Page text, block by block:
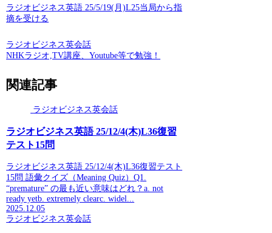
ラジオビジネス英語 25/5/19(月)L25当局から指
摘を受ける
ラジオビジネス英会話
NHKラジオ,TV講座、Youtube等で勉強！
関連記事
ラジオビジネス英会話
ラジオビジネス英語 25/12/4(木)L36復習
テスト15問
ラジオビジネス英語 25/12/4(木)L36復習テスト
15問 語彙クイズ（Meaning Quiz）Q1.
“premature” の最も近い意味はどれ？a. not
ready yetb. extremely clearc. widel...
2025.12.05
ラジオビジネス英会話